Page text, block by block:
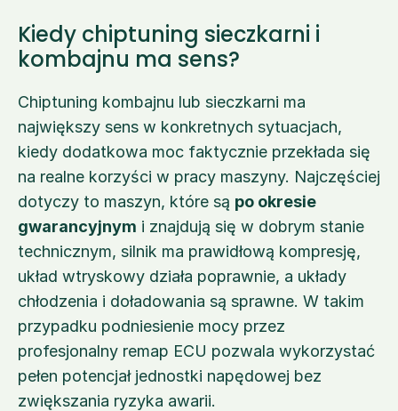
Kiedy chiptuning sieczkarni i
kombajnu ma sens?
Chiptuning kombajnu lub sieczkarni ma
największy sens w konkretnych sytuacjach,
kiedy dodatkowa moc faktycznie przekłada się
na realne korzyści w pracy maszyny. Najczęściej
dotyczy to maszyn, które są po okresie
gwarancyjnym i znajdują się w dobrym stanie
technicznym, silnik ma prawidłową kompresję,
układ wtryskowy działa poprawnie, a układy
chłodzenia i doładowania są sprawne. W takim
przypadku podniesienie mocy przez
profesjonalny remap ECU pozwala wykorzystać
pełen potencjał jednostki napędowej bez
zwiększania ryzyka awarii.